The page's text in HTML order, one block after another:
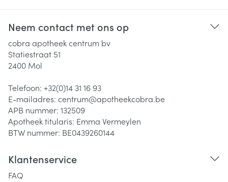
Neem contact met ons op
cobra apotheek centrum bv
Statiestraat 51
2400 Mol
Telefoon: +32(0)14 31 16 93
E-mailadres: centrum@apotheekcobra.be
APB nummer: 132509
Apotheek titularis: Emma Vermeylen
BTW nummer: BE0439260144
Klantenservice
FAQ